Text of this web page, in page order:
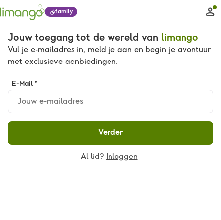
family
Jouw toegang tot de wereld van limango
Vul je e-mailadres in, meld je aan en begin je avontuur
met exclusieve aanbiedingen.
E-Mail *
Verder
Al lid? Inloggen